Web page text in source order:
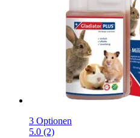
3 Optionen
5.0 (2)